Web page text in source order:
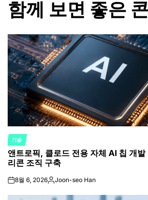
함께 보면 좋은
POSTED
IN
기술
앤트로픽, 클로드 전용 자체 AI 칩 개
리콘 조직 구축
on8월 6, 2026Posted
Joon-seo Han